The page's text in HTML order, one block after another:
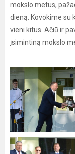
mokslo metus,
dieną. Kovokime su
vieni kitus. Ačiū ir
įsimintiną mokslo